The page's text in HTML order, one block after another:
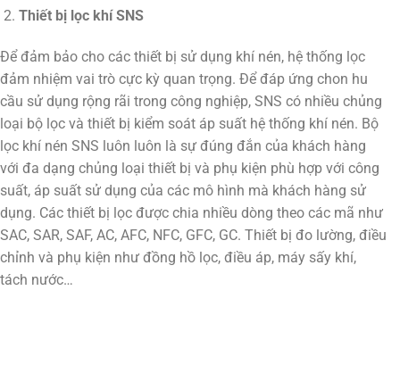
Thiết bị lọc khí SNS
Để đảm bảo cho các thiết bị sử dụng khí nén, hệ thống lọc
đảm nhiệm vai trò cực kỳ quan trọng. Để đáp ứng chon hu
cầu sử dụng rộng rãi trong công nghiệp, SNS có nhiều chủng
loại bộ lọc và thiết bị kiểm soát áp suất hệ thống khí nén. Bộ
lọc khí nén SNS luôn luôn là sự đúng đắn của khách hàng
với đa dạng chủng loại thiết bị và phụ kiện phù hợp với công
suất, áp suất sử dụng của các mô hình mà khách hàng sử
dụng. Các thiết bị lọc được chia nhiều dòng theo các mã như
SAC, SAR, SAF, AC, AFC, NFC, GFC, GC. Thiết bị đo lường, điều
chỉnh và phụ kiện như đồng hồ lọc, điều áp, máy sấy khí,
tách nước…